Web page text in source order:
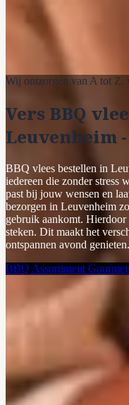
Wij ontzorgen van A tot Z,
Vers BBQ
Leuvenheim
BBQ vlees bestellen in
iedereen die zonder stress
past bij jouw wensen en
bezorgen in Leuvenheim
gebruik aankomt. Hierdoor
steken. Dit maakt het
ontspannen avond genieten.
BBQ Assortiment